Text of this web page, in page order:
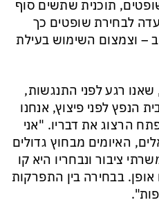
תוכנית שתשים סוף
לבחירת שופטים כך
– וצמצום השימוש בעילת
שאנו רגע לפני התנגשות,
הנפץ לפני פיצוץ, אנחנו
הרצוג את דבריו. "אני
האיומים מבחוץ גדולים
ציבור ונבחריו היא קו
בבחירה בין התפרקות